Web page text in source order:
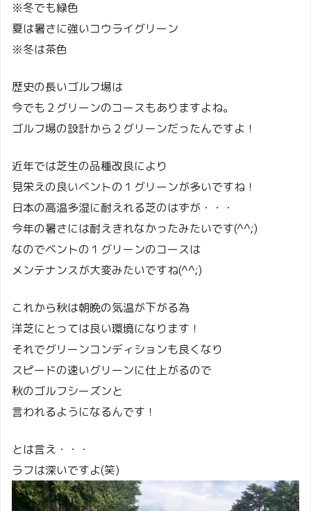
※冬でも緑色
夏は暑さに強いコウライグリーン
※冬は茶色
歴史の長いゴルフ場は
今でも２グリーンのコースもありますよね。
ゴルフ場の設計から２グリーンだったんですよ！
近年では芝生の品種改良により
見栄えの良いベントの１グリーンが多いですね！
日本の高温多湿に耐えれる芝のはずが・・・
今年の暑さには耐えきれなかったみたいです(^^;)
なのでベントの１グリーンのコースは
メンテナンスが大変みたいですね(^^;)
これから秋は朝晩の気温が下がる為
洋芝にとっては良い環境になります！
それでグリーンコンディションも良くなり
スピードの速いグリーンに仕上がるので
秋のゴルフシーズンと
言われるようになるんです！
とは言え・・・
ラフは深いですよ(笑)